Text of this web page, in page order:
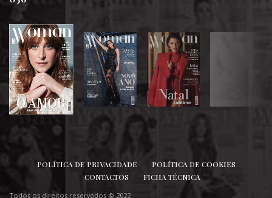
SIGA-NOS
POLÍTICA DE PRIVACIDADE
POLÍTICA DE COOKIES
CONTACTOS
FICHA TÉCNICA
Todos os direitos reservados © 2022